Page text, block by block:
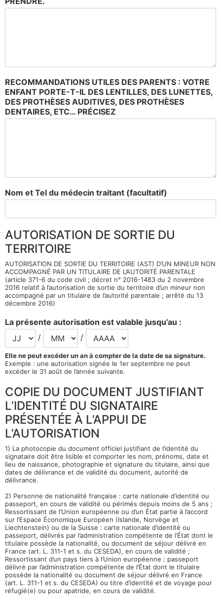
RECOMMANDATIONS UTILES DES PARENTS : VOTRE
ENFANT PORTE-T-IL DES LENTILLES, DES LUNETTES,
DES PROTHÈSES AUDITIVES, DES PROTHÈSES
DENTAIRES, ETC… PRÉCISEZ
Nom et Tel du médecin traitant (facultatif)
AUTORISATION DE SORTIE DU
TERRITOIRE
AUTORISATION DE SORTIE DU TERRITOIRE (AST) D’UN MINEUR NON
ACCOMPAGNÉ PAR UN TITULAIRE DE L’AUTORITÉ PARENTALE
(article 371-6 du code civil ; décret n° 2016-1483 du 2 novembre
2016 relatif à l’autorisation de sortie du territoire d’un mineur non
accompagné par un titulaire de l’autorité parentale ; arrêté du 13
décembre 2016)
La présente autorisation est valable jusqu’au :
/
/
Elle ne peut excéder un an à compter de la date de sa signature.
Exemple : une autorisation signée le 1er septembre ne peut
excéder le 31 août de l’année suivante.
COPIE DU DOCUMENT JUSTIFIANT
L’IDENTITÉ DU SIGNATAIRE
PRÉSENTÉE À L’APPUI DE
L’AUTORISATION
1) La photocopie du document officiel justifiant de l’identité du
signataire doit être lisible et comporter les nom, prénoms, date et
lieu de naissance, photographie et signature du titulaire, ainsi que
dates de délivrance et de validité du document, autorité de
délivrance.
2) Personne de nationalité française : carte nationale d’identité ou
passeport, en cours de validité ou périmés depuis moins de 5 ans ;
Ressortissant de l’Union européenne ou d’un État partie à l’accord
sur l’Espace Économique Européen (Islande, Norvège et
Liechtenstein) ou de la Suisse : carte nationale d’identité ou
passeport, délivrés par l’administration compétente de l’État dont le
titulaire possède la nationalité, ou document de séjour délivré en
France (art. L. 311-1 et s. du CESEDA), en cours de validité ;
Ressortissant d’un pays tiers à l’Union européenne : passeport
délivré par l’administration compétente de l’État dont le titulaire
possède la nationalité ou document de séjour délivré en France
(art. L. 311-1 et s. du CESEDA) ou titre d’identité et de voyage pour
réfugié(e) ou pour apatride, en cours de validité.